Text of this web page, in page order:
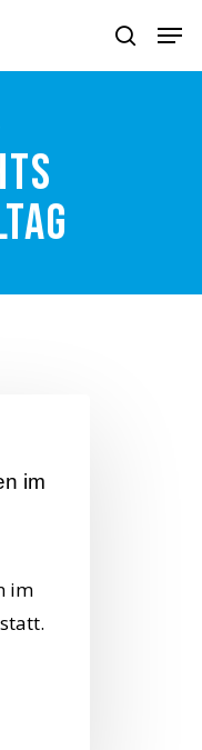
search
im
im